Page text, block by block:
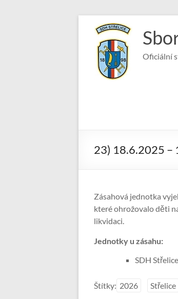
content
Oficiální
23) 18.6.2025 –
Zásahová jednotka
které ohrožovalo děti
likvidaci.
Jednotky u zásahu:
SDH
Štítky: 2026 Střelice